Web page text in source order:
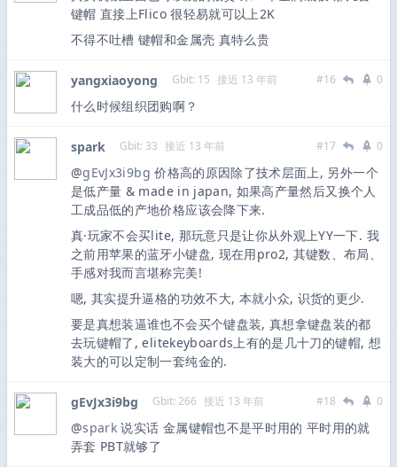
键帽 直接上Flico 很轻易就可以上2K
不得不吐槽 键帽和金属壳 真特么贵
yangxiaoyong Gbit: 15 接近 13 年前 #16 0
什么时候组织团购啊？
spark Gbit: 33 接近 13 年前 #17 0
@gEvJx3i9bg 价格高的原因除了技术层面上, 另外一个
是低产量 & made in japan, 如果高产量然后又换个人
工成品低的产地价格应该会降下来.
真·玩家不会买lite, 那玩意只是让你从外观上YY一下. 我
之前用苹果的蓝牙小键盘, 现在用pro2, 其键数、布局、
手感对我而言堪称完美!
嗯, 其实提升逼格的功效不大, 本就小众, 识货的更少.
要是真想装逼谁也不会买个键盘装, 真想拿键盘装的都
去玩键帽了, elitekeyboards上有的是几十刀的键帽, 想
装大的可以定制一套纯金的.
gEvJx3i9bg Gbit: 266 接近 13 年前 #18 0
@spark 说实话 金属键帽也不是平时用的 平时用的就
弄套 PBT就够了